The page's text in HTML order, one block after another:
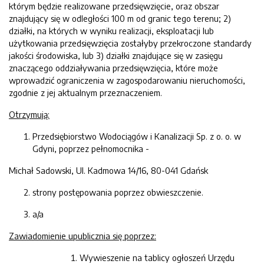
którym będzie realizowane przedsięwzięcie, oraz obszar
znajdujący się w odległości 100 m od granic tego terenu; 2)
działki, na których w wyniku realizacji, eksploatacji lub
użytkowania przedsięwzięcia zostałyby przekroczone standardy
jakości środowiska, lub 3) działki znajdujące się w zasięgu
znaczącego oddziaływania przedsięwzięcia, które może
wprowadzić ograniczenia w zagospodarowaniu nieruchomości,
zgodnie z jej aktualnym przeznaczeniem.
Otrzymują:
Przedsiębiorstwo Wodociągów i Kanalizacji Sp. z o. o. w
Gdyni, poprzez pełnomocnika -
Michał Sadowski, Ul. Kadmowa 14/16, 80-041 Gdańsk
strony postępowania poprzez obwieszczenie.
a/a
Zawiadomienie upublicznia się poprzez:
Wywieszenie na tablicy ogłoszeń Urzędu